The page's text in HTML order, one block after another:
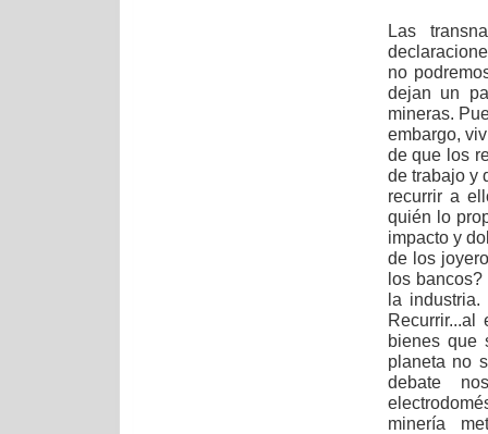
Las
no
dejan un
mineras.
embargo,
de que los
de trabajo y
recurrir a
quién lo
impacto y
de los
los
la
bienes que
planeta no
debate
minería